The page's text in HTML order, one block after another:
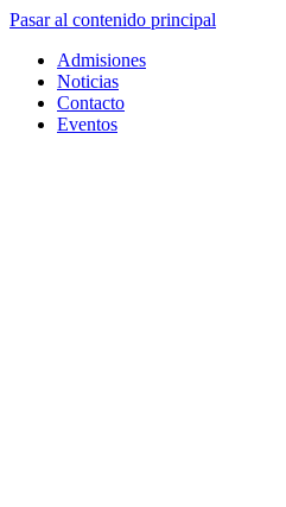
Pasar al contenido principal
Admisiones
Noticias
Contacto
Eventos